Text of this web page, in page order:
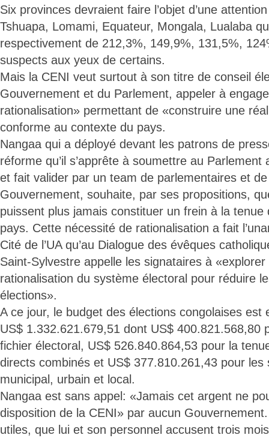
Six provinces devraient faire l’objet d’une
Tshuapa, Lomami, Equateur, Mongala, Lualaba
respectivement de 212,3%, 149,9%, 131,5%,
suspects aux yeux de certains.
Mais la CENI veut surtout à son titre de conseil
Gouvernement et du Parlement, appeler à
rationalisation» permettant de «construire une
conforme au contexte du pays.
Nangaa qui a déployé devant les patrons de
réforme qu’il s’apprête à soumettre au Parlement
et fait valider par un team de parlementaires et
Gouvernement, souhaite, par ses propositions,
puissent plus jamais constituer un frein à la tenue
pays. Cette nécessité de rationalisation a fait
Cité de l’UA qu’au Dialogue des évêques
Saint-Sylvestre appelle les signataires à
rationalisation du système électoral pour réduire
élections».
A ce jour, le budget des élections congolaises est
US$ 1.332.621.679,51 dont US$ 400.821.568,80
fichier électoral, US$ 526.840.864,53 pour la
directs combinés et US$ 377.810.261,43 pour les
municipal, urbain et local.
Nangaa est sans appel: «Jamais cet argent ne
disposition de la CENI» par aucun
utiles, que lui et son personnel accusent trois